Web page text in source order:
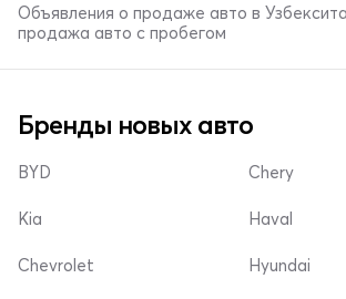
Объявления о продаже авто в
продажа авто с пробегом
Бренды новых авто
BYD
Kia
Chevrolet
Chery
Haval
Hyundai